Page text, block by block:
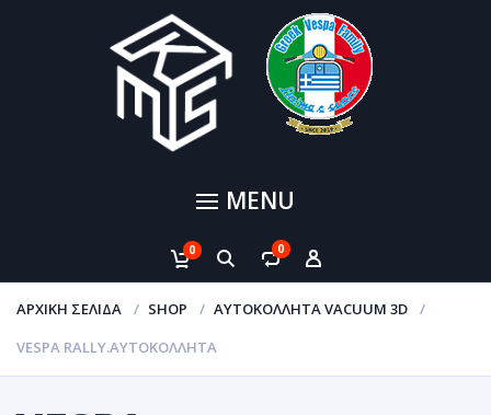
MENU
0 0
ΑΡΧΙΚΉ ΣΕΛΊΔΑ SHOP
ΑΥΤΟΚΌΛΛΗΤΑ VACUUM 3D
VESPA RALLY.ΑΥΤΟΚΌΛΛΗΤΑ